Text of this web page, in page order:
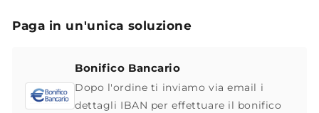
Paga in un'unica soluzione
Bonifico Bancario
Dopo l'ordine ti inviamo via email i
dettagli IBAN per effettuare il bonifico